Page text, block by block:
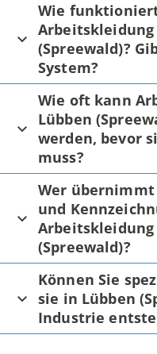
Wie
Arbeitskleidung
(Spreewald)?
System?
Wie oft kann
Lübben
werden, bevor
muss?
Wer
und
Arbeitskleidung
(Spreewald)?
Können Sie
sie in Lübben
Industrie